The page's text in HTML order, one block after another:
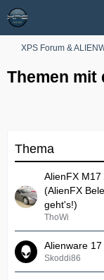
XPS Forum &
Themen mit
Thema
AlienFX
(AlienFX
geht's!)
ThoWi
Alienware
Skoddi86